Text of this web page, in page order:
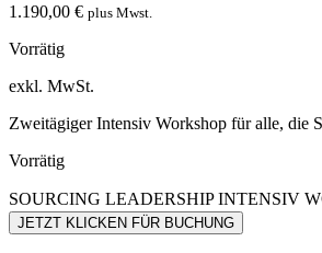
1.190,00 € plus Mwst.
Vorrätig
exkl. MwSt.
Zweitägiger Intensiv Workshop für alle, die
Vorrätig
SOURCING LEADERSHIP INTENSIV
JETZT KLICKEN FÜR BUCHUNG